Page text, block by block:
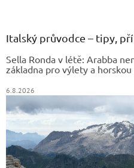
Italský průvodce – tipy,
Sella Ronda v létě: Arabba
základna pro výlety a horskou
6.8.2026